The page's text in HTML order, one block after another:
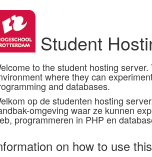
Student
to the student hosting
where they can
and databases.
op de studenten hosting
omgeving waar ze kunnen
programmeren in PHP en
on how to use